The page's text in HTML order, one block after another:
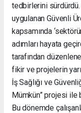
tedbirlerini sürdürdü.
uygulanan Güvenli
kapsamında
adımları hayata
tarafından
fikir ve projelerin
İş Sağlığı ve
Mümkün” projesi ile
Bu dönemde